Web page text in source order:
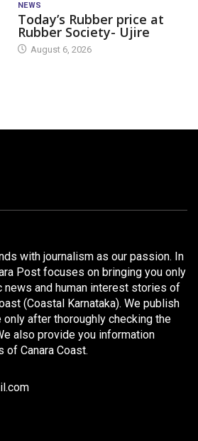
NEWS
Today’s Rubber price at
Rubber Society- Ujire
August 6, 2026
with journalism as our passion. In
Post focuses on bringing you only
news and human interest stories of
(Coastal Karnataka). We publish
after thoroughly checking the
also provide you information
of Canara Coast.